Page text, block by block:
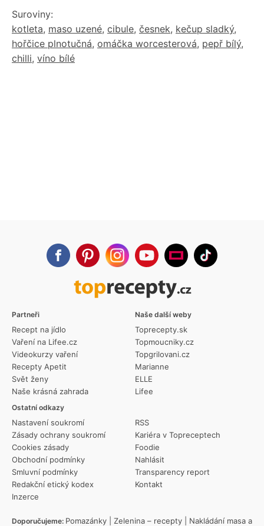
Suroviny:
kotleta, maso uzené, cibule, česnek, kečup sladký,
hořčice plnotučná, omáčka worcesterová, pepř bílý,
chilli, víno bílé
Partneři
Recept na jídlo
Vaření na Lifee.cz
Videokurzy vaření
Recepty Apetit
Svět ženy
Naše krásná zahrada
Ostatní odkazy
Nastavení soukromí
Zásady ochrany soukromí
Cookies zásady
Obchodní podmínky
Smluvní podmínky
Redakční etický kodex
Inzerce
RSS
Kariéra v Topreceptech
Foodie
Nahlásit
Transparency report
Kontakt
Naše další weby
Toprecepty.sk
Topmoucniky.cz
Topgrilovani.cz
Marianne
ELLE
Lifee
Doporučujeme: Pomazánky Zelenina – recepty
Nakládání masa a